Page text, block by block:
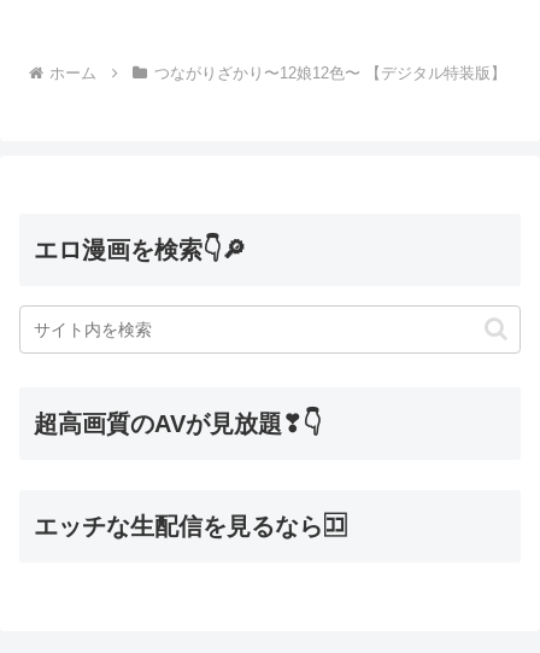
ホーム つながりざかり〜12娘12色〜 【デジタル特装版】
エロ漫画を検索👇🔎
超高画質のAVが見放題❣👇
エッチな生配信を見るなら🈁